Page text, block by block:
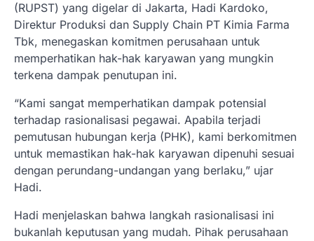
(RUPST) yang digelar di Jakarta, Hadi Kardoko,
Direktur Produksi dan Supply Chain PT Kimia Farma
Tbk, menegaskan komitmen perusahaan untuk
memperhatikan hak-hak karyawan yang mungkin
terkena dampak penutupan ini.
“Kami sangat memperhatikan dampak potensial
terhadap rasionalisasi pegawai. Apabila terjadi
pemutusan hubungan kerja (PHK), kami berkomitmen
untuk memastikan hak-hak karyawan dipenuhi sesuai
dengan perundang-undangan yang berlaku,” ujar
Hadi.
Hadi menjelaskan bahwa langkah rasionalisasi ini
bukanlah keputusan yang mudah. Pihak perusahaan